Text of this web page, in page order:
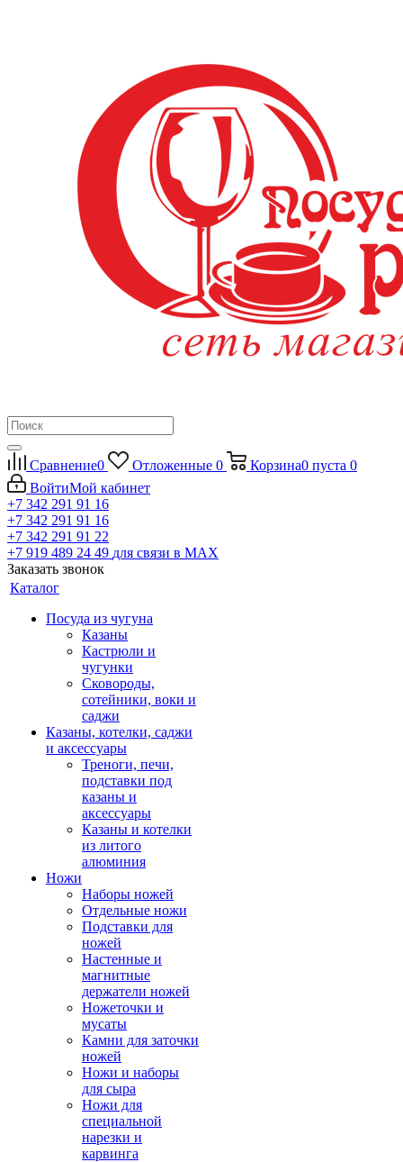
Сравнение0 Отложенные 0 Корзина0 пуста 0
ВойтиМой кабинет
+7 342 291 91 16
+7 342 291 91 16
+7 342 291 91 22
+7 919 489 24 49 для связи в МАХ
Заказать звонок
Каталог
Посуда из чугуна
Казаны
Кастрюли и
чугунки
Сковороды,
сотейники, воки и
саджи
Казаны, котелки, саджи
и аксессуары
Треноги, печи,
подставки под
казаны и
аксессуары
Казаны и котелки
из литого
алюминия
Ножи
Наборы ножей
Отдельные ножи
Подставки для
ножей
Настенные и
магнитные
держатели ножей
Ножеточки и
мусаты
Камни для заточки
ножей
Ножи и наборы
для сыра
Ножи для
специальной
нарезки и
карвинга